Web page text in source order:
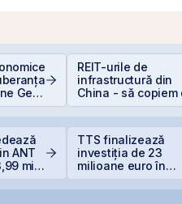
Geo-
REIT-urile de
infrastructură din
China - să copiem
la cel ce copiază?!
ANT
mil.
TTS finalizează
investiția de 23
milioane euro în